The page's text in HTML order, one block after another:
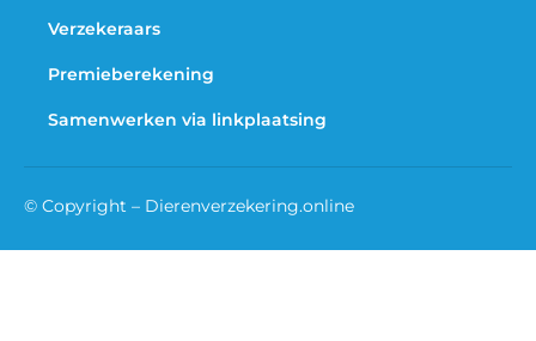
Verzekeraars
Premieberekening
Samenwerken via linkplaatsing
© Copyright – Dierenverzekering.online